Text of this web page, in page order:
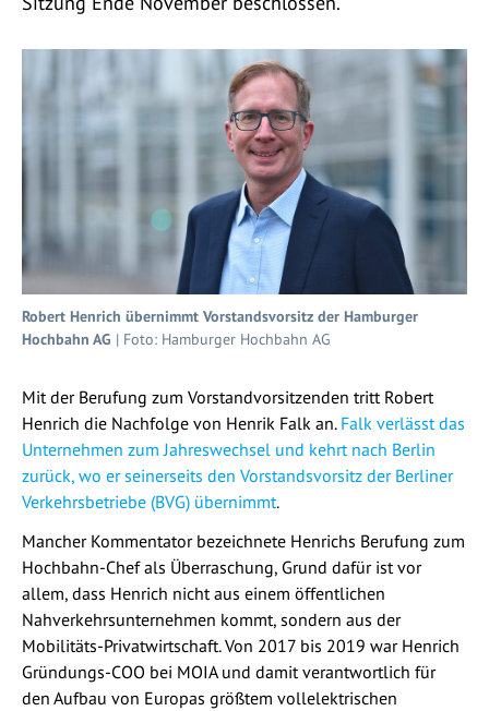
Robert Henrich übernimmt Vorstandsvorsitz der Hamburger
Hochbahn AG | Foto: Hamburger Hochbahn AG
Mit der Berufung zum Vorstandvorsitzenden tritt Robert
Henrich die Nachfolge von Henrik Falk an. Falk verlässt das
Unternehmen zum Jahreswechsel und kehrt nach Berlin
zurück, wo er seinerseits den Vorstandsvorsitz der Berliner
Verkehrsbetriebe (BVG) übernimmt.
Mancher Kommentator bezeichnete Henrichs Berufung zum
Hochbahn-Chef als Überraschung, Grund dafür ist vor
allem, dass Henrich nicht aus einem öffentlichen
Nahverkehrsunternehmen kommt, sondern aus der
Mobilitäts-Privatwirtschaft. Von 2017 bis 2019 war Henrich
Gründungs-COO bei MOIA und damit verantwortlich für
den Aufbau von Europas größtem vollelektrischen